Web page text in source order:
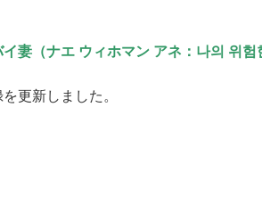
妻（ナエ ウィホマン アネ：나의 위험
更新しました。